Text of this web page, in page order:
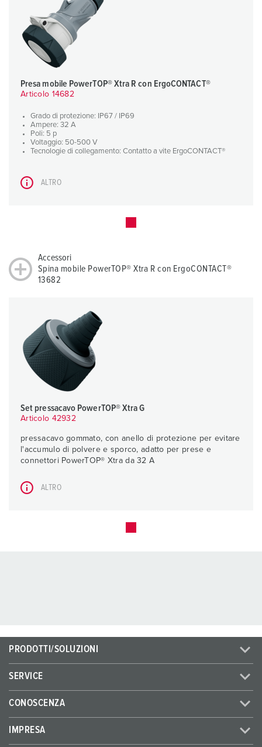
Presa mobile PowerTOP® Xtra R con ErgoCONTACT®
Articolo 14682
Grado di protezione: IP67 / IP69
Ampere: 32 A
Poli: 5 p
Voltaggio: 50-500 V
Tecnologie di collegamento: Contatto a vite ErgoCONTACT®
ALTRO
Accessori
Spina mobile PowerTOP® Xtra R con ErgoCONTACT®
13682
Set pressacavo PowerTOP® Xtra G
Articolo 42932
pressacavo gommato, con anello di protezione per evitare
l'accumulo di polvere e sporco, adatto per prese e
connettori PowerTOP® Xtra da 32 A
ALTRO
PRODOTTI/SOLUZIONI
SERVICE
CONOSCENZA
IMPRESA